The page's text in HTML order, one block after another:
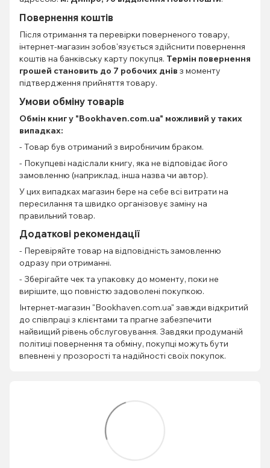
Повернення коштів
Після отримання та перевірки поверненого товару,
інтернет-магазин зобов'язується здійснити повернення
коштів на банківську карту покупця. Термін повернення
грошей становить до 7 робочих днів з моменту
підтвердження прийняття товару.
Умови обміну товарів
Обмін книгу "Bookhaven.com.ua" можливий у таких
випадках:
- Товар був отриманий з виробничим браком.
- Покупцеві надіслали книгу, яка не відповідає його
замовленню (наприклад, інша назва чи автор).
У цих випадках магазин бере на себе всі витрати на
пересилання та швидко організовує заміну на
правильний товар.
Додаткові рекомендації
- Перевіряйте товар на відповідність замовленню
одразу при отриманні.
- Зберігайте чек та упаковку до моменту, поки не
вирішите, що повністю задоволені покупкою.
Інтернет-магазин "Bookhaven.com.ua" завжди відкритий
до співпраці з клієнтами та прагне забезпечити
найвищий рівень обслуговування. Завдяки продуманій
політиці повернення та обміну, покупці можуть бути
впевнені у прозорості та надійності своїх покупок.